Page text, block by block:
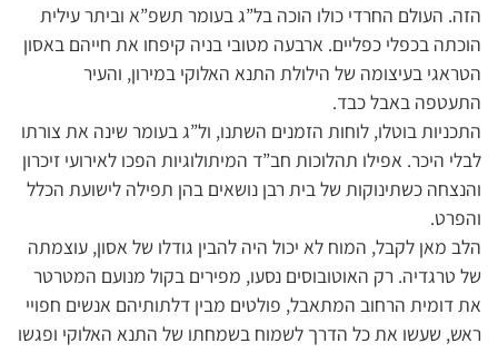
הזה. העולם החרדי כולו הוכה בל”ג בעומר תשפ”א וביתר עילית
הוכתה בכפלי כפליים. ארבעה מטובי בניה קיפחו את חייהם באסון
הטראגי בעיצומה של הילולת התנא האלוקי במירון, והעיר
התעטפה באבל כבד.
התכניות בוטלו, לוחות הזמנים השתנו, ול”ג בעומר שינה את צורתו
לבלי היכר. אפילו תהלוכות חב”ד המיתולוגיות הפכו לאירועי זיכרון
והנצחה כשתינוקות של בית רבן נושאים בהן תפילה לישועת הכלל
והפרט.
הלב מאן לקבל, המוח לא יכול היה להבין גודלו של אסון, עוצמתה
של טרגדיה. רק האוטובוסים נסעו, מפירים בקול מנועם המטרטר
את דומית הרחוב המתאבל, פולטים מבין דלתותיהם אנשים חפויי
ראש, שעשו את כל הדרך לשמוח בשמחתו של התנא האלוקי ופגשו